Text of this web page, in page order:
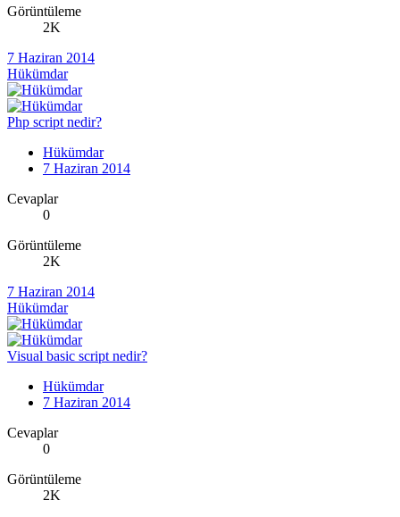
Görüntüleme
2K
7 Haziran 2014
Hükümdar
Php script nedir?
Hükümdar
7 Haziran 2014
Cevaplar
0
Görüntüleme
2K
7 Haziran 2014
Hükümdar
Visual basic script nedir?
Hükümdar
7 Haziran 2014
Cevaplar
0
Görüntüleme
2K